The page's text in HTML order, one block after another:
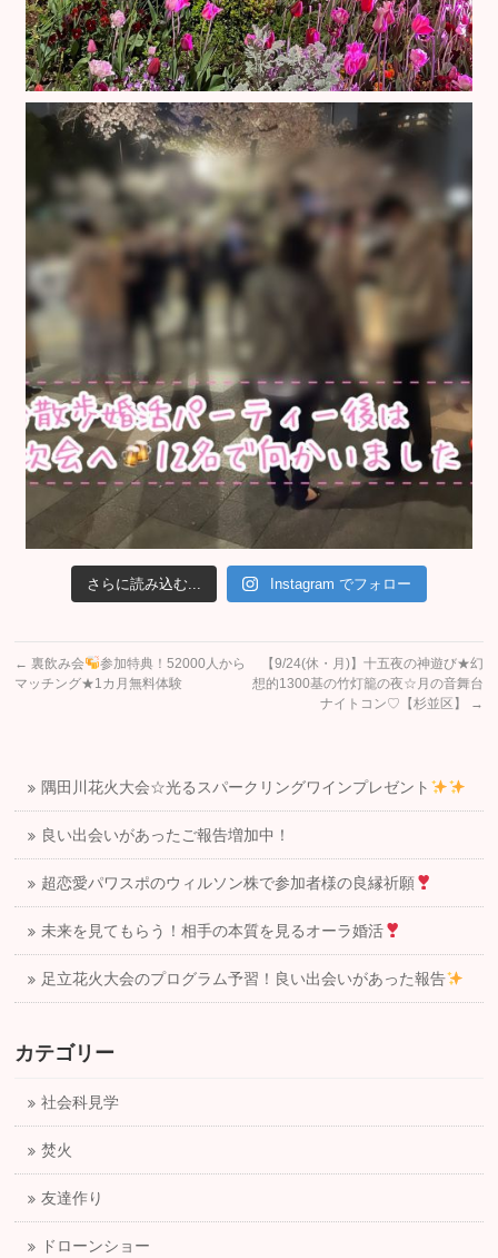
さらに読み込む... Instagram でフォロー
← 裏飲み会
参加特典！52000人から
マッチング★1カ月無料体験
【9/24(休・月)】十五夜の神遊び★幻
想的1300基の竹灯籠の夜☆月の音舞台
ナイトコン♡【杉並区】
→
隅田川花火大会☆光るスパークリングワインプレゼント
良い出会いがあったご報告増加中！
超恋愛パワスポのウィルソン株で参加者様の良縁祈願
未来を見てもらう！相手の本質を見るオーラ婚活
足立花火大会のプログラム予習！良い出会いがあった報告
カテゴリー
社会科見学
焚火
友達作り
ドローンショー